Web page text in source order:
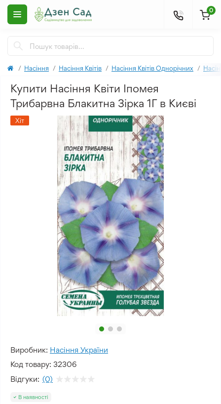
0
Насіння Насіння Квітів Насіння Квітів Однорічних
Купити Насіння Квіти Іпомея
Трибарвна Блакитна Зірка 1Г в Києві
Хіт
Виробник: Насіння України
Код товару: 32306
Відгуки: (0)
В наявності